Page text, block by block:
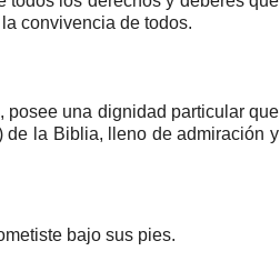
convivencia de todos.
posee una dignidad particular que
de la Biblia, lleno de admiración y
bajo sus pies.